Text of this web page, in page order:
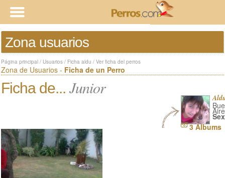
Zona usuarios
Página principal / Usuarios / Ficha aldu / Ver ficha del perros
Zona de Usuarios - Ficha de un Perro
Ficha de... Junior
3 Albums